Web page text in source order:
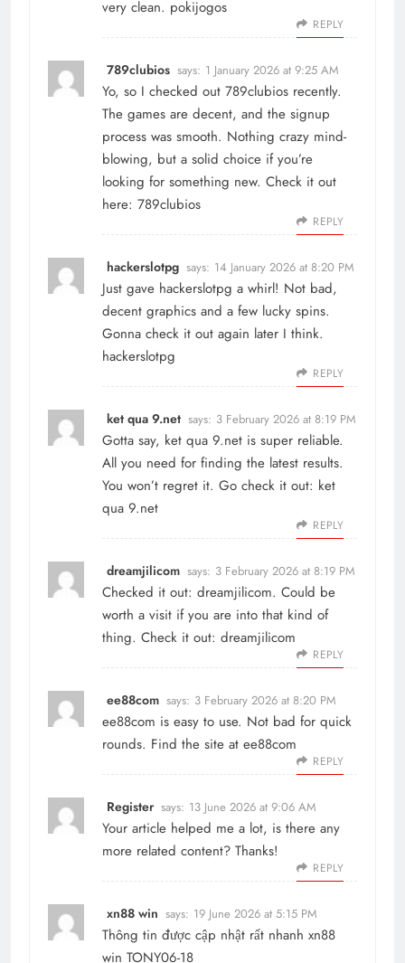
very clean. pokijogos
REPLY
789clubios says: 1 January 2026 at 9:25 AM
Yo, so I checked out 789clubios recently.
The games are decent, and the signup
process was smooth. Nothing crazy mind-
blowing, but a solid choice if you’re
looking for something new. Check it out
here: 789clubios
REPLY
hackerslotpg says: 14 January 2026 at 8:20 PM
Just gave hackerslotpg a whirl! Not bad,
decent graphics and a few lucky spins.
Gonna check it out again later I think.
hackerslotpg
REPLY
ket qua 9.net says: 3 February 2026 at 8:19 PM
Gotta say, ket qua 9.net is super reliable.
All you need for finding the latest results.
You won’t regret it. Go check it out: ket
qua 9.net
REPLY
dreamjilicom says: 3 February 2026 at 8:19 PM
Checked it out: dreamjilicom. Could be
worth a visit if you are into that kind of
thing. Check it out: dreamjilicom
REPLY
ee88com says: 3 February 2026 at 8:20 PM
ee88com is easy to use. Not bad for quick
rounds. Find the site at ee88com
REPLY
Register says: 13 June 2026 at 9:06 AM
Your article helped me a lot, is there any
more related content? Thanks!
REPLY
xn88 win says: 19 June 2026 at 5:15 PM
Thông tin được cập nhật rất nhanh xn88
win TONY06-18